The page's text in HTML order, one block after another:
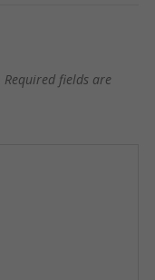
Required fields are